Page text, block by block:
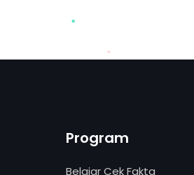
Program
Belajar Cek Fakta